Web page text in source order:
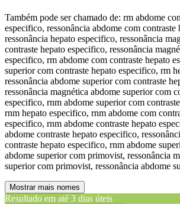
Também pode ser chamado de: rm abdome
especifico, ressonância abdome com contraste
ressonância hepato especifico, ressonância
contraste hepato especifico, ressonância
especifico, rm abdome com contraste hepato
superior com contraste hepato especifico, rm
ressonância abdome superior com contraste
ressonância magnética abdome superior com
especifico, rnm abdome superior com
rnm hepato especifico, rnm abdome com
especifico, rnm abdome contraste hepato
abdome contraste hepato especifico,
contraste hepato especifico, rnm abdome
abdome superior com primovist, ressonância
superior com primovist, ressonância abdome
Mostrar mais nomes
Resultado em até 3 dias úteis